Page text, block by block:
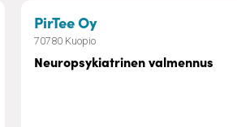
PirTee Oy– Neuropsykiatrinen
70780 Kuopio
Neuropsykiatrinen valmennus